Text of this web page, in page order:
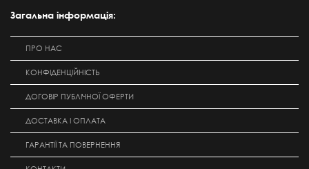
Загальна інформація:
ПРО НАС
КОНФІДЕНЦІЙНІСТЬ
ДОГОВІР ПУБЛІЧНОЇ ОФЕРТИ
ДОСТАВКА І ОПЛАТА
ГАРАНТІЇ ТА ПОВЕРНЕННЯ